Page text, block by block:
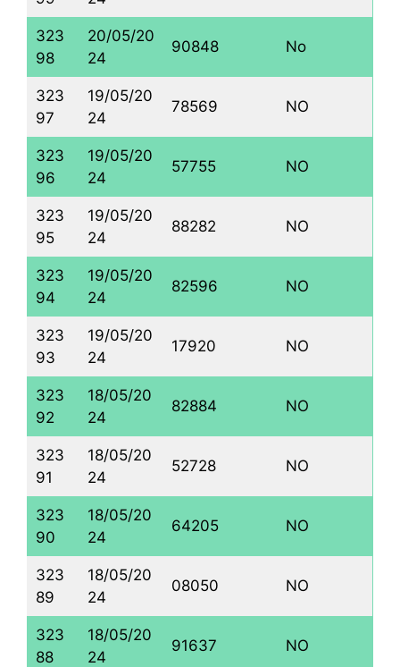
323
98
20/05/20
24
90848 No
323
97
19/05/20
24
78569 NO
323
96
19/05/20
24
57755 NO
323
95
19/05/20
24
88282 NO
323
94
19/05/20
24
82596 NO
323
93
19/05/20
24
17920 NO
323
92
18/05/20
24
82884 NO
323
91
18/05/20
24
52728 NO
323
90
18/05/20
24
64205 NO
323
89
18/05/20
24
08050 NO
323
88
18/05/20
24
91637 NO